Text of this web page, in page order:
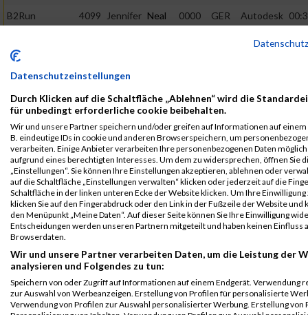
B2Run
München
weiblich
4099 Jennifer Neal 0000 GER
Autodesk
GmbH
B2Run
München
Teamwertung
4099 Jennifer
GmbH
B2Run
München
Teamwertung
weiblich
4099 Jennifer Neal 0000 GER
Autodesk
GmbH
Legende:
GPos = Geschlechter Position, KPos = Kategorie Position, TPos =
Team Position, DNS = Did not start, DNF = Did not finish, DQ =
Disqualifiziert
Datenschutzeinstellungen
Durch Klicken auf die Schaltfläche „Ablehnen“ wird die
für unbedingt erforderliche cookie beibehalten.
Wir und unsere Partner speichern und/oder greifen auf Informationen auf einem
B. eindeutige IDs in cookie und anderen Browserspeichern, um
verarbeiten. Einige Anbieter verarbeiten Ihre personenbezogenen Daten
aufgrund eines berechtigten Interesses. Um dem zu widersprechen, öffnen Sie
„Einstellungen“. Sie können Ihre Einstellungen akzeptieren, ablehnen oder
auf die Schaltfläche „Einstellungen verwalten“ klicken oder jederzeit auf die
Schaltfläche in der linken unteren Ecke der Website klicken. Um Ihre
klicken Sie auf den Fingerabdruck oder den Link in der Fußzeile der Website und
den Menüpunkt „Meine Daten“. Auf dieser Seite können Sie Ihre Einwilligung
Entscheidungen werden unseren Partnern mitgeteilt und haben keinen Einfluss
Browserdaten.
Wir und unsere Partner verarbeiten Daten, um die Leistung der
analysieren und Folgendes zu tun:
Speichern von oder Zugriff auf Informationen auf einem Endgerät. Verwendung
zur Auswahl von Werbeanzeigen. Erstellung von Profilen für personalisierte
Verwendung von Profilen zur Auswahl personalisierter Werbung. Erstellung von